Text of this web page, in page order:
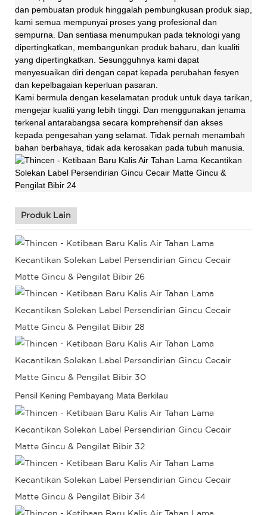
dan pembuatan produk hinggalah pembungkusan produk siap,
kami semua mempunyai proses yang profesional dan
sempurna. Dan sentiasa menumpukan pada teknologi yang
dipertingkatkan, membangunkan produk baharu, dan kualiti
yang dipertingkatkan. Sesungguhnya kami dapat
menyesuaikan diri dengan cepat kepada perubahan fesyen
dan kepelbagaian keperluan pasaran.
Kami bermula dengan keselamatan produk untuk daya tarikan,
mengejar kualiti yang lebih tinggi. Dan menggunakan jenama
terkenal antarabangsa secara komprehensif dan akses
kepada pengesahan yang selamat. Tidak pernah menambah
bahan berbahaya, tidak ada kerosakan pada tubuh manusia.
Produk Lain
Pensil Kening Pembayang Mata Berkilau